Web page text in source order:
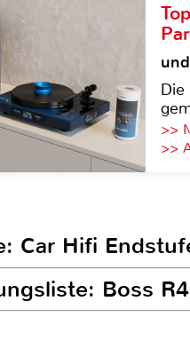
Die
>>
>>
Car Hifi
Boss